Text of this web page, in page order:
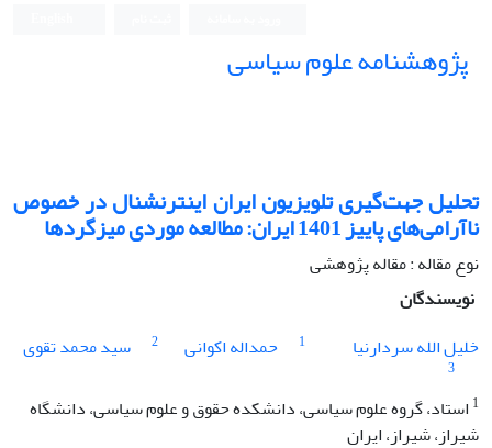
پژوهشنامه علوم سیاسی
تحلیل جهت‌گیری تلویزیون ایران اینترنشنال در خصوص
ناآرامی‌های پاییز 1401 ایران: مطالعه موردی میزگردها
نوع مقاله : مقاله پژوهشی
نویسندگان
خلیل الله سردارنیا
1 حمداله اکوانی 2 سید محمد تقوی
3
1 استاد، گروه علوم سیاسی، دانشکده حقوق و علوم سیاسی، دانشگاه
شیراز، شیراز، ایران